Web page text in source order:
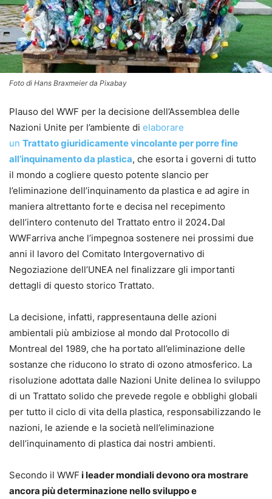
Foto di Hans Braxmeier da Pixabay
Plauso del WWF per la decisione dell’Assemblea delle
Nazioni Unite per l’ambiente di elaborare
un Trattato giuridicamente vincolante per porre fine
all’inquinamento da plastica, che esorta i governi di tutto
il mondo a cogliere questo potente slancio per
l’eliminazione dell’inquinamento da plastica e ad agire in
maniera altrettanto forte e decisa nel recepimento
dell’intero contenuto del Trattato entro il 2024.Dal
WWFarriva anche l’impegnoa sostenere nei prossimi due
anni il lavoro del Comitato Intergovernativo di
Negoziazione dell’UNEA nel finalizzare gli importanti
dettagli di questo storico Trattato.
La decisione, infatti, rappresentauna delle azioni
ambientali più ambiziose al mondo dal Protocollo di
Montreal del 1989, che ha portato all’eliminazione delle
sostanze che riducono lo strato di ozono atmosferico. La
risoluzione adottata dalle Nazioni Unite delinea lo sviluppo
di un Trattato solido che prevede regole e obblighi globali
per tutto il ciclo di vita della plastica, responsabilizzando le
nazioni, le aziende e la società nell’eliminazione
dell’inquinamento di plastica dai nostri ambienti.
Secondo il WWF i leader mondiali devono ora mostrare
ancora più determinazione nello sviluppo e